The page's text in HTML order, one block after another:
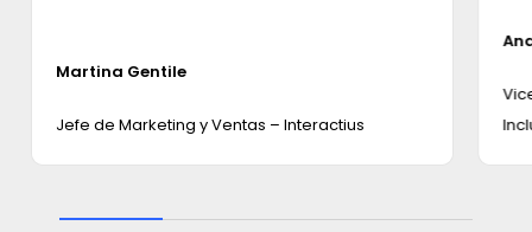
Martina Gentile
Jefe de Marketing y Ventas – Interactius